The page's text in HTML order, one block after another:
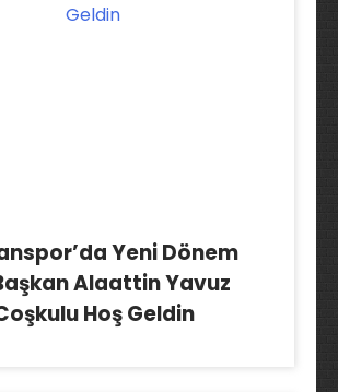
Yeni Dönem
Alaattin Yavuz
Hoş Geldin